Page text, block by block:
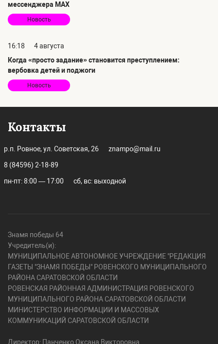
мессенджера MAX
Новость
16:18
4 августа
Когда «просто задание» становится преступлением:
вербовка детей и поджоги
Новость
Контакты
р.п. Ровное, ул. Советская, 26 znampo@mail.ru
8 (84596) 2-18-89
пн-пт: 8:00 — 17:00 сб, вс: выходной
Знамя победы 64
Учредитель(и):
МУНИЦИПАЛЬНОЕ АВТОНОМНОЕ УЧРЕЖДЕНИЕ "РЕДАКЦИЯ
ГАЗЕТЫ "ЗНАМЯ ПОБЕДЫ" РОВЕНСКОГО МУНИЦИПАЛЬНОГО
РАЙОНА САРАТОВСКОЙ ОБЛАСТИ
РОВЕНСКАЯ РАЙОННАЯ АДМИНИСТРАЦИЯ РОВЕНСКОГО
МУНИЦИПАЛЬНОГО РАЙОНА САРАТОВСКОЙ ОБЛАСТИ
МИНИСТЕРСТВО ИНФОРМАЦИИ И МАССОВЫХ
КОММУНИКАЦИЙ САРАТОВСКОЙ ОБЛАСТИ
Директор: Панченко Оксана Викторовна